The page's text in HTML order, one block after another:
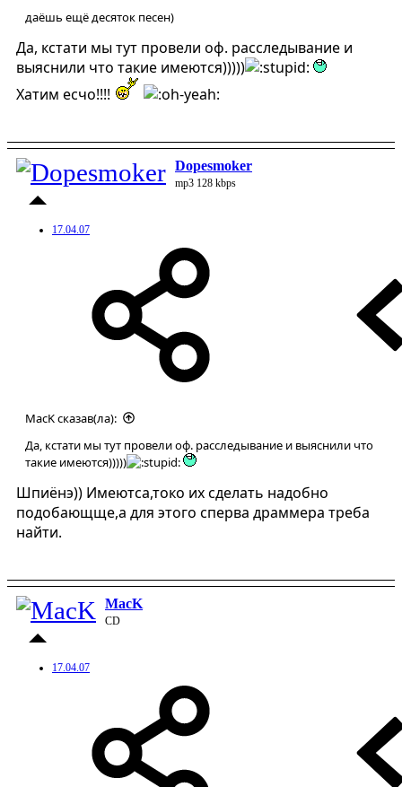
даёшь ещё десяток песен)
Да, кстати мы тут провели оф. расследывание и
выяснили что такие имеются)))))
Хатим есчо!!!!
Dopesmoker
mp3 128 kbps
17.04.07
MacK сказав(ла):
Да, кстати мы тут провели оф. расследывание и выяснили что
такие имеются)))))
Шпиёнэ)) Имеютса,токо их сделать надобно
подобающще,а для этого сперва драммера треба
найти.
MacK
CD
17.04.07